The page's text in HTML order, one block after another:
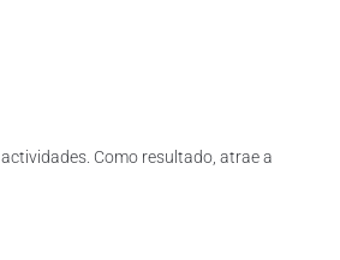
Como resultado, atrae a